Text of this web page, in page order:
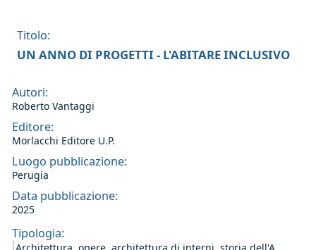
Titolo:
UN ANNO DI PROGETTI - L'ABITARE INCLUSIVO
Autori:
Roberto Vantaggi
Editore:
Morlacchi Editore U.P.
Luogo pubblicazione:
Perugia
Data pubblicazione:
2025
Tipologia: